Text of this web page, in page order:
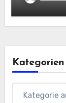
Kategorien